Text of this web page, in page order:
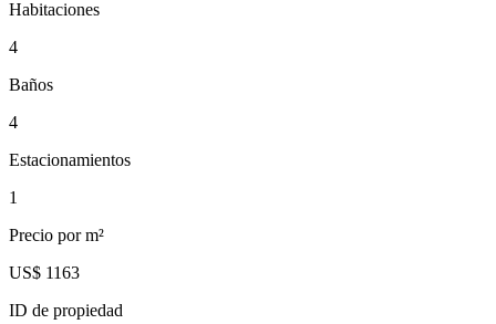
Habitaciones
4
Baños
4
Estacionamientos
1
Precio por m²
US$ 1163
ID de propiedad